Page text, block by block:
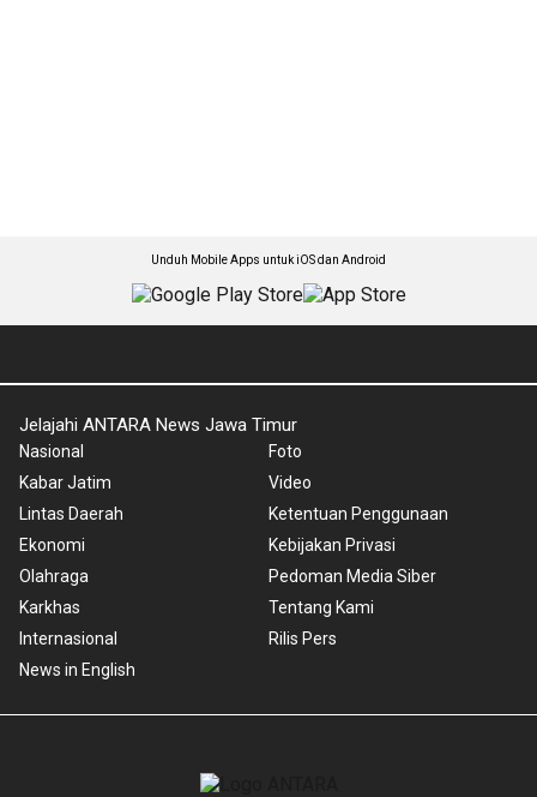
Unduh Mobile Apps untuk iOS dan Android
Jelajahi ANTARA News Jawa Timur
Nasional
Kabar Jatim
Lintas Daerah
Ekonomi
Olahraga
Karkhas
Internasional
News in English
Foto
Video
Ketentuan Penggunaan
Kebijakan Privasi
Pedoman Media Siber
Tentang Kami
Rilis Pers